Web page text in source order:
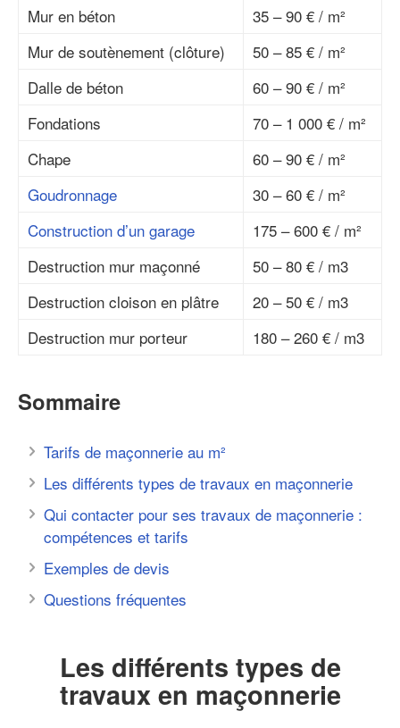
Mur en béton
35 – 90 € / m²
Mur de soutènement (clôture)
50 – 85 € / m²
Dalle de béton
60 – 90 € / m²
Fondations
70 – 1 000 € / m²
Chape
60 – 90 € / m²
Goudronnage
30 – 60 € / m²
Construction d’un garage
175 – 600 € / m²
Destruction mur maçonné
50 – 80 € / m3
Destruction cloison en plâtre
20 – 50 € / m3
Destruction mur porteur
180 – 260 € / m3
Sommaire
Tarifs de maçonnerie au m²
Les différents types de travaux en maçonnerie
Qui contacter pour ses travaux de maçonnerie :
compétences et tarifs
Exemples de devis
Questions fréquentes
Les différents types de
travaux en maçonnerie